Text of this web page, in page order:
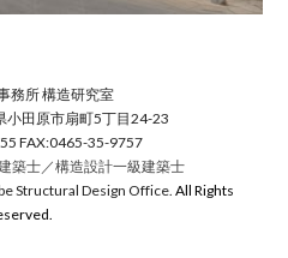
務所 構造研究室
小田原市扇町5丁目24-23
FAX:0465-35-9757
築士／構造設計一級建築士
Structural Design Office. All Rights
.